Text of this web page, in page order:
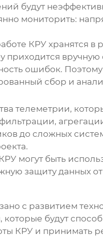
будут
мониторить:
КРУ хранятся в
ошибок.
сбор и
телеметрии,
до сложных
могут быть
защиту данных
с развитием
будут
КРУ и принимать